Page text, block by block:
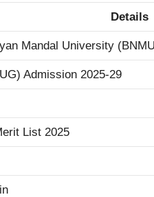
Details
Mandal University
Admission 2025-29
List 2025